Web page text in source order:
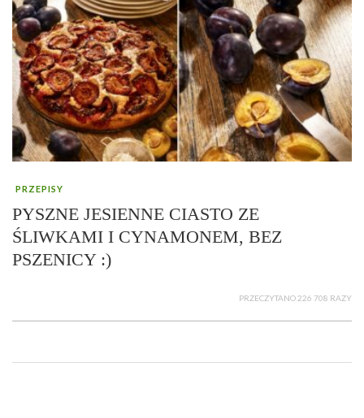
PRZEPISY
PYSZNE JESIENNE CIASTO ZE
ŚLIWKAMI I CYNAMONEM, BEZ
PSZENICY :)
PRZECZYTANO 226 708 RAZY